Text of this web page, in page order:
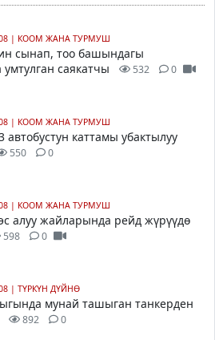
| КООМ ЖАНА ТУРМУШ
сынап, тоо башындагы
саякатчы
532 0
| КООМ ЖАНА ТУРМУШ
автобустун каттамы убактылуу
550 0
| КООМ ЖАНА ТУРМУШ
алуу жайларында рейд жүрүүдө
598 0
| ТҮРКҮН ДҮЙНӨ
мунай ташыган танкерден
892 0